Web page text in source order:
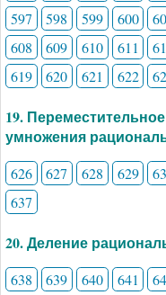
597
598 599 600
608
609 610 611
619
620 621 622
19.
умножения
626 627 628 629
637
20. Деление
638 639 640 641